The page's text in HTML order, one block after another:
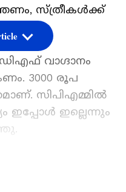
സ്ത്രീകൾക്ക്
വാഗ്ദാനം
3000 രൂപ
സിപിഎമ്മിൽ
ഇപ്പോൾ ഇല്ലെന്നും